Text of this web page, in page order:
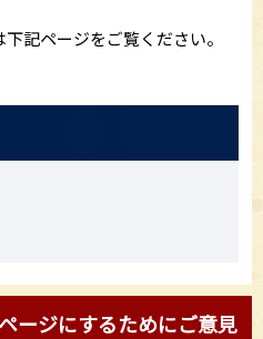
記ページをご覧ください。
ージにするためにご意見